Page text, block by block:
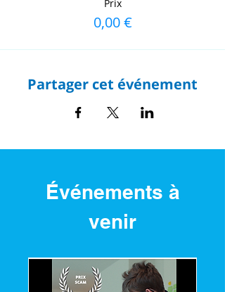
Prix
0,00 €
Partager cet événement
Événements à
venir